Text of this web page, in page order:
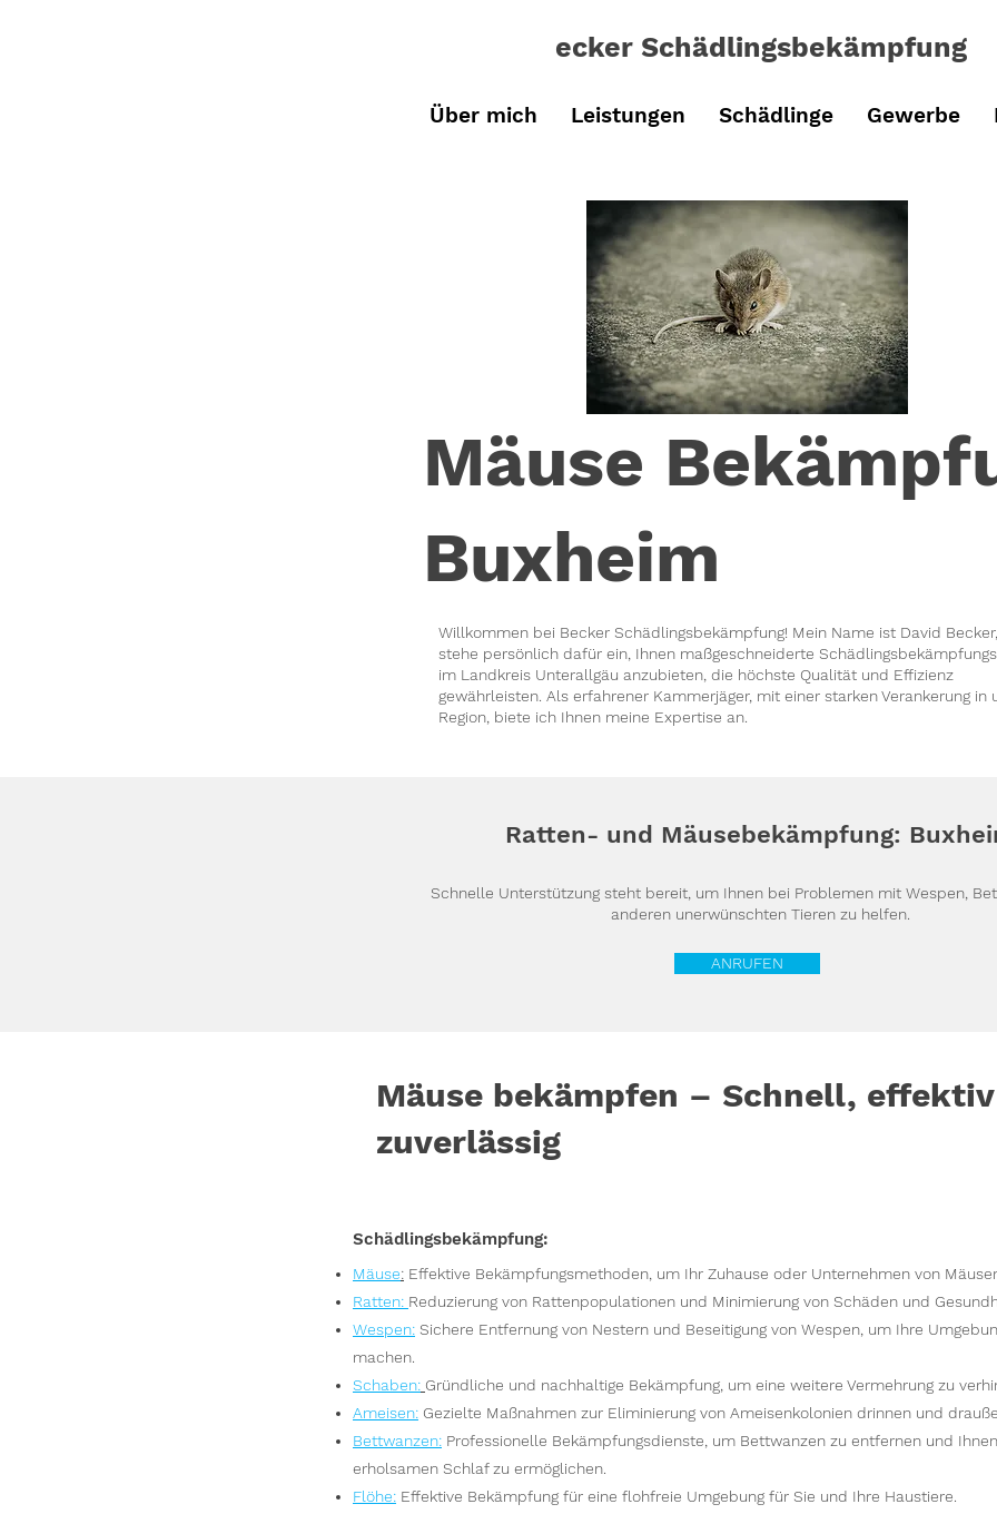
ecker Schädlingsbekämpfung
Über mich Leistungen Schädlinge Gewerbe
Mäuse
Buxheim
Willkommen bei Becker Schädlingsbekämpfung! Mein Name ist David
stehe persönlich dafür ein, Ihnen maßgeschneiderte
im Landkreis Unterallgäu anzubieten, die höchste Qualität und Effizienz
gewährleisten. Als erfahrener Kammerjäger, mit einer starken Verankerung in
Region, biete ich Ihnen meine Expertise an.
Ratten- und Mäusebekämpfung:
Schnelle Unterstützung steht bereit, um Ihnen bei Problemen mit Wespen,
anderen unerwünschten Tieren zu helfen.
ANRUFEN
Mäuse bekämpfen – Schnell,
zuverlässig
Schädlingsbekämpfung:
Mäuse: Effektive Bekämpfungsmethoden, um Ihr Zuhause oder Unternehmen von
Ratten: Reduzierung von Rattenpopulationen und Minimierung von Schäden und
Wespen: Sichere Entfernung von Nestern und Beseitigung von Wespen, um Ihre
machen.
Schaben: Gründliche und nachhaltige Bekämpfung, um eine weitere Vermehrung zu
Ameisen: Gezielte Maßnahmen zur Eliminierung von Ameisenkolonien drinnen und
Bettwanzen: Professionelle Bekämpfungsdienste, um Bettwanzen zu entfernen und
erholsamen Schlaf zu ermöglichen.
Flöhe: Effektive Bekämpfung für eine flohfreie Umgebung für Sie und Ihre Haustiere.